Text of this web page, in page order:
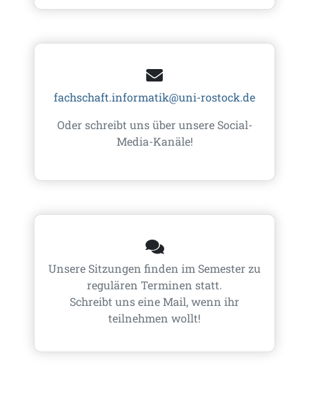
fachschaft.informatik@uni-rostock.de
Oder schreibt uns über unsere Social-
Media-Kanäle!
Unsere Sitzungen finden im Semester zu
regulären Terminen statt.
Schreibt uns eine Mail, wenn ihr
teilnehmen wollt!